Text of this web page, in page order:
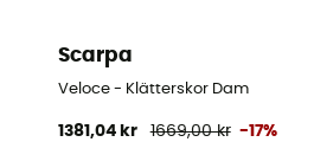
Scarpa
Veloce - Klätterskor Dam
1381,04 kr 1669,00 kr -17%